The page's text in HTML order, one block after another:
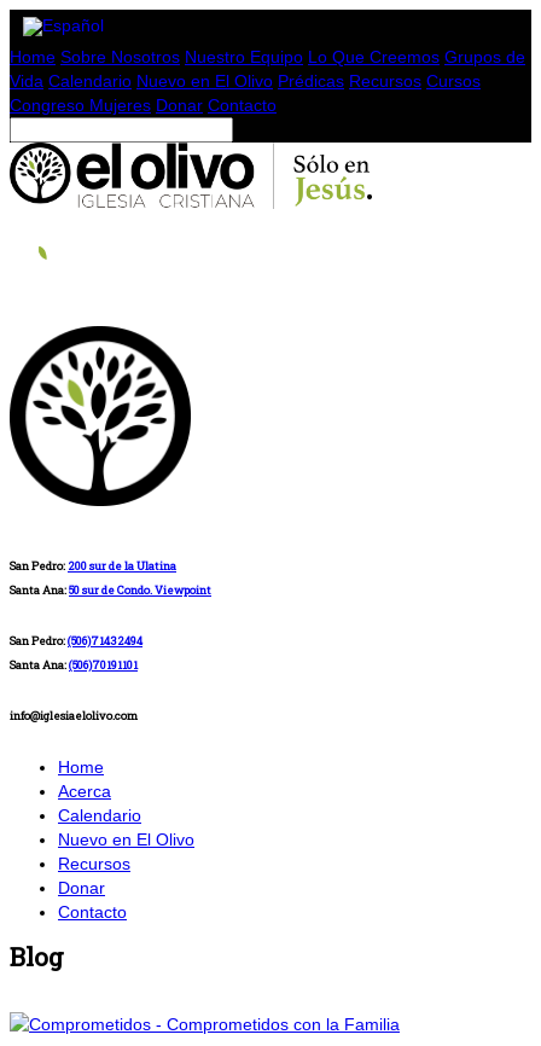
Home Sobre Nosotros Nuestro Equipo Lo Que Creemos Grupos de
Vida Calendario Nuevo en El Olivo Prédicas Recursos Cursos
Congreso Mujeres Donar Contacto
San Pedro: 200 sur de la Ulatina
Santa Ana:50 sur de Condo. Viewpoint
San Pedro:(506)71432494
Santa Ana:(506)70191101
info@iglesiaelolivo.com
Home
Acerca
Calendario
Nuevo en El Olivo
Recursos
Donar
Contacto
Blog